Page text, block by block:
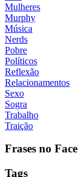
Mulheres
Murphy
Música
Nerds
Pobre
Políticos
Reflexão
Relacionamentos
Sexo
Sogra
Trabalho
Traição
Frases no Face
Tags